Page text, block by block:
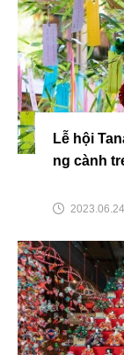
Lễ hội
ng cành
2023.06.24